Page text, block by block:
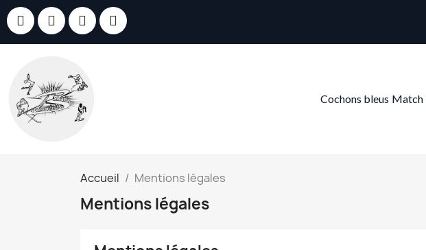
Cochons bleus Match
Accueil Mentions légales
Mentions légales